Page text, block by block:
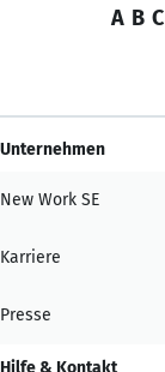
A B C
Unternehmen
New Work SE
Karriere
Presse
Hilfe & Kontakt